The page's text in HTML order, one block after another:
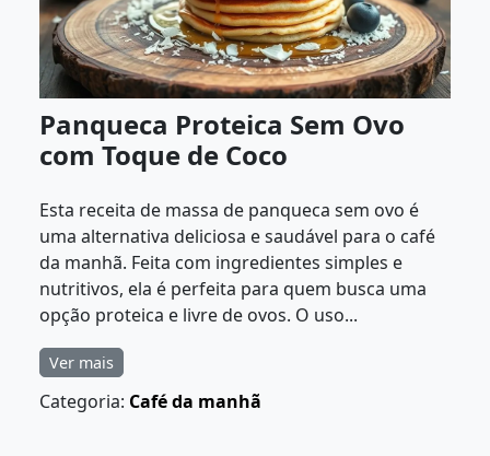
Panqueca Proteica Sem Ovo
com Toque de Coco
Esta receita de massa de panqueca sem ovo é
uma alternativa deliciosa e saudável para o café
da manhã. Feita com ingredientes simples e
nutritivos, ela é perfeita para quem busca uma
opção proteica e livre de ovos. O uso...
Ver mais
Categoria: Café da manhã